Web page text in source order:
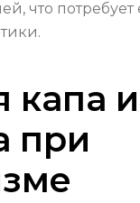
что
капа и
при